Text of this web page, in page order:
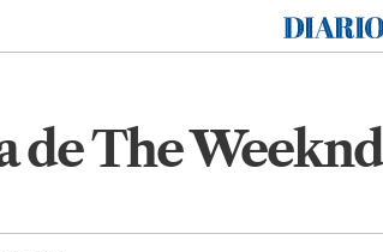
Diario de México
de The